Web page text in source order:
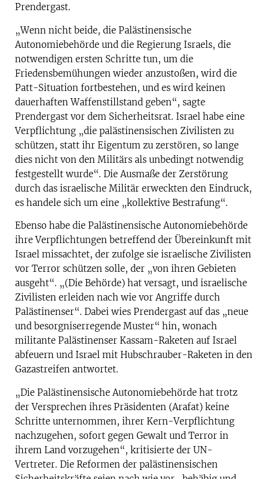
Prendergast.
„Wenn nicht beide, die Palästinensische
Autonomiebehörde und die Regierung Israels, die
notwendigen ersten Schritte tun, um die
Friedensbemühungen wieder anzustoßen, wird die
Patt-Situation fortbestehen, und es wird keinen
dauerhaften Waffenstillstand geben“, sagte
Prendergast vor dem Sicherheitsrat. Israel habe eine
Verpflichtung „die palästinensischen Zivilisten zu
schützen, statt ihr Eigentum zu zerstören, so lange
dies nicht von den Militärs als unbedingt notwendig
festgestellt wurde“. Die Ausmaße der Zerstörung
durch das israelische Militär erweckten den Eindruck,
es handele sich um eine „kollektive Bestrafung“.
Ebenso habe die Palästinensische Autonomiebehörde
ihre Verpflichtungen betreffend der Übereinkunft mit
Israel missachtet, der zufolge sie israelische Zivilisten
vor Terror schützen solle, der „von ihren Gebieten
ausgeht“. „(Die Behörde) hat versagt, und israelische
Zivilisten erleiden nach wie vor Angriffe durch
Palästinenser“. Dabei wies Prendergast auf das „neue
und besorgniserregende Muster“ hin, wonach
militante Palästinenser Kassam-Raketen auf Israel
abfeuern und Israel mit Hubschrauber-Raketen in den
Gazastreifen antwortet.
„Die Palästinensische Autonomiebehörde hat trotz
der Versprechen ihres Präsidenten (Arafat) keine
Schritte unternommen, ihrer Kern-Verpflichtung
nachzugehen, sofort gegen Gewalt und Terror in
ihrem Land vorzugehen“, kritisierte der UN-
Vertreter. Die Reformen der palästinensischen